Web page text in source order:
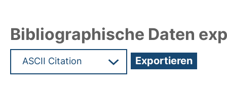
Bibliographische Daten